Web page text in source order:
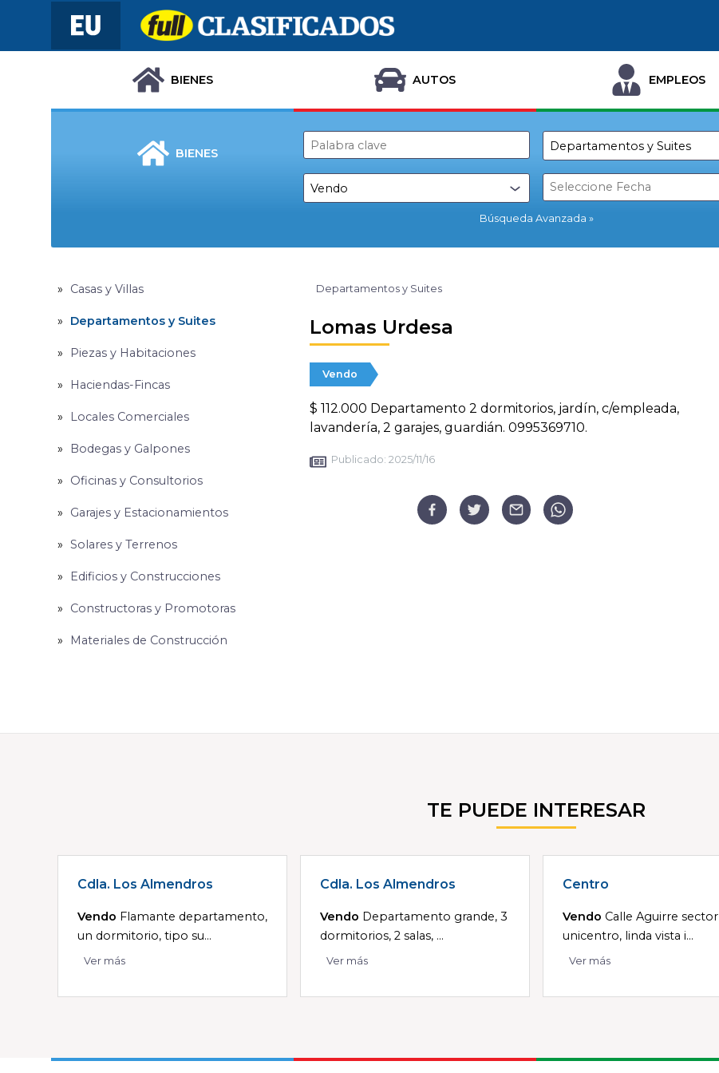
BIENES AUTOS EMPLEOS
BIENES
Búsqueda Avanzada
Casas y Villas
Departamentos y Suites
Piezas y Habitaciones
Haciendas-Fincas
Locales Comerciales
Bodegas y Galpones
Oficinas y Consultorios
Garajes y Estacionamientos
Solares y Terrenos
Edificios y Construcciones
Constructoras y Promotoras
Materiales de Construcción
Departamentos y Suites
Lomas Urdesa
Vendo
$ 112.000 Departamento 2 dormitorios, jardín, c/empleada,
lavandería, 2 garajes, guardián. 0995369710.
Publicado: 2025/11/16
TE PUEDE INTERESAR
Cdla. Los Almendros
Vendo Flamante departamento,
un dormitorio, tipo su...
Ver más
Cdla. Los Almendros
Vendo Departamento grande, 3
dormitorios, 2 salas, ...
Ver más
Centro
Vendo Calle Aguirre sector
unicentro, linda vista i...
Ver más